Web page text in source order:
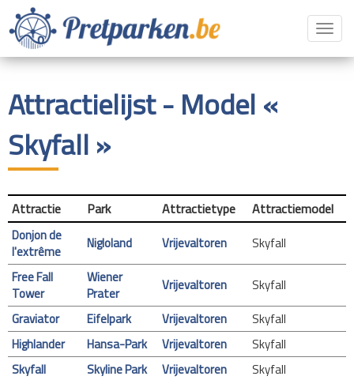
Attractielijst - Model «
Skyfall »
Attractie Park Attractietype Attractiemodel
Donjon de
l'extrême
Nigloland Vrijevaltoren
Skyfall
Free Fall
Tower
Wiener
Prater
Vrijevaltoren
Skyfall
Graviator
Eifelpark Vrijevaltoren
Skyfall
Highlander
Hansa-Park Vrijevaltoren
Skyfall
Skyfall
Skyline Park Vrijevaltoren
Skyfall